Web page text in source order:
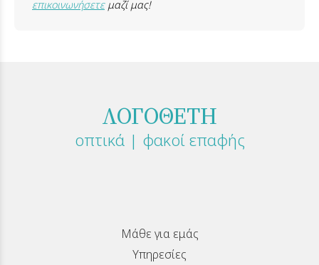
επικοινωνήσετεμαζί μας!
ΛΟΓΟΘΕΤΗ
οπτικά | φακοί επαφής
Μάθε για εμάς
Υπηρεσίες